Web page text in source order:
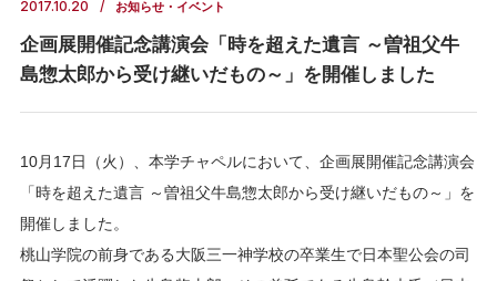
2017.10.20 お知らせ・イベント
企画展開催記念講演会「時を超えた遺言 ～曽祖父牛
島惣太郎から受け継いだもの～」を開催しました
10月17日（火）、本学チャペルにおいて、企画展開催記念講演会
「時を超えた遺言 ～曽祖父牛島惣太郎から受け継いだもの～」を
開催しました。
桃山学院の前身である大阪三一神学校の卒業生で日本聖公会の司